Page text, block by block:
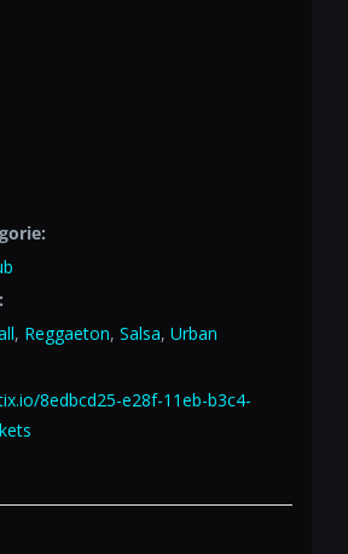
, Reggaeton, Salsa, Urban
8edbcd25-e28f-11eb-b3c4-